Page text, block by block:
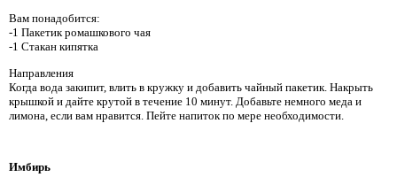
Вам понадобится:
-1 Пакетик ромашкового чая
-1 Стакан кипятка
Направления
Когда вода закипит, влить в кружку и добавить чайный пакетик. Накрыть
крышкой и дайте крутой в течение 10 минут. Добавьте немного меда и
лимона, если вам нравится. Пейте напиток по мере необходимости.
Имбирь